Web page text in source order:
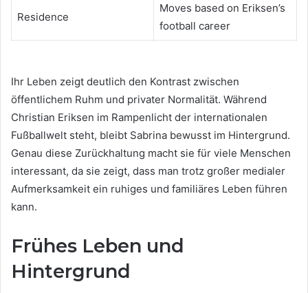
Residence
Moves based on Eriksen’s
football career
Ihr Leben zeigt deutlich den Kontrast zwischen
öffentlichem Ruhm und privater Normalität. Während
Christian Eriksen im Rampenlicht der internationalen
Fußballwelt steht, bleibt Sabrina bewusst im Hintergrund.
Genau diese Zurückhaltung macht sie für viele Menschen
interessant, da sie zeigt, dass man trotz großer medialer
Aufmerksamkeit ein ruhiges und familiäres Leben führen
kann.
Frühes Leben und
Hintergrund